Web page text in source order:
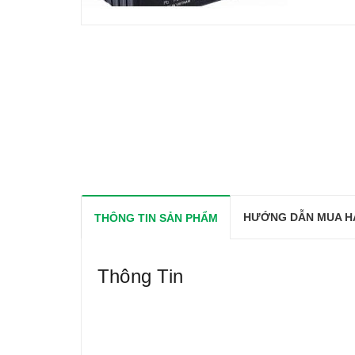
THÔNG TIN SẢN PHẨM HƯỚNG DẪN MUA
Thông Tin